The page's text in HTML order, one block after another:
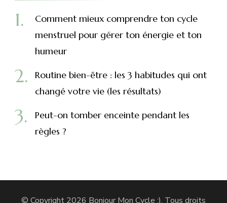
Comment mieux comprendre ton cycle
menstruel pour gérer ton énergie et ton
humeur
Routine bien-être : les 3 habitudes qui ont
changé votre vie (les résultats)
Peut-on tomber enceinte pendant les
règles ?
© Copyright 2026 Bonjour Mon Cycle :). Tous droits